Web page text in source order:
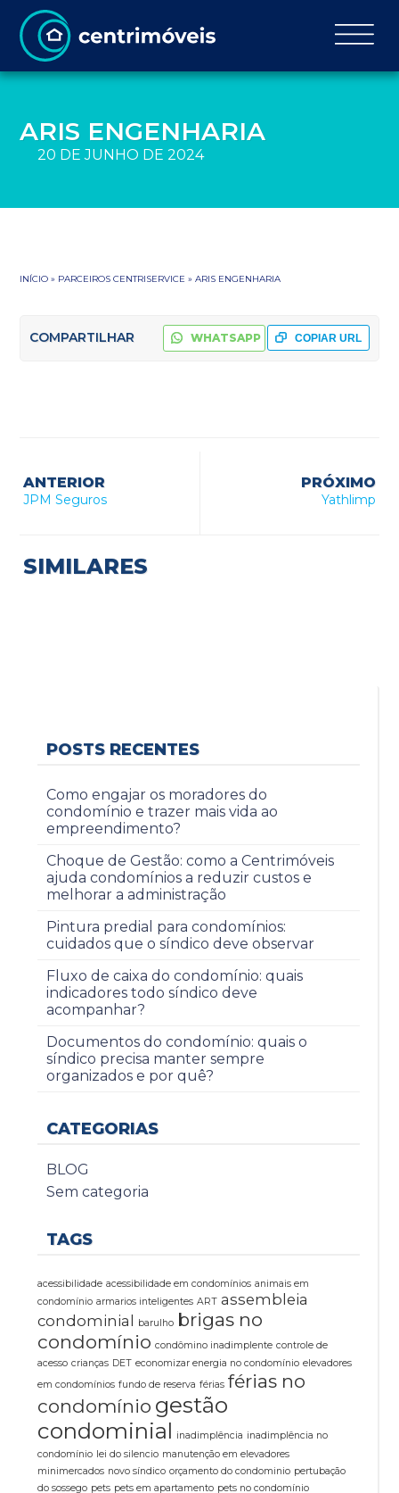
ARIS ENGENHARIA
20 DE JUNHO DE 2024
INÍCIO » PARCEIROS CENTRISERVICE »ARIS ENGENHARIA
COMPARTILHAR COPIAR URL
WHATSAPP
ANTERIOR
JPM Seguros
PRÓXIMO
Yathlimp
SIMILARES
POSTS RECENTES
Como engajar os moradores do
condomínio e trazer mais vida ao
empreendimento?
Choque de Gestão: como a Centrimóveis
ajuda condomínios a reduzir custos e
melhorar a administração
Pintura predial para condomínios:
cuidados que o síndico deve observar
Fluxo de caixa do condomínio: quais
indicadores todo síndico deve
acompanhar?
Documentos do condomínio: quais o
síndico precisa manter sempre
organizados e por quê?
CATEGORIAS
BLOG
Sem categoria
TAGS
acessibilidade acessibilidade em condomínios animais em
condomínio armarios inteligentes ART assembleia
condominial
barulho brigas no
condomínio condômino inadimplente controle de
acesso crianças DET economizar energia no condomínio elevadores
em condomínios fundo de reserva férias férias no
condomínio gestão
condominial inadimplência inadimplência no
condomínio lei do silencio manutenção em elevadores
minimercados novo síndico orçamento do condominio pertubação
do sossego pets pets em apartamento pets no condomínio